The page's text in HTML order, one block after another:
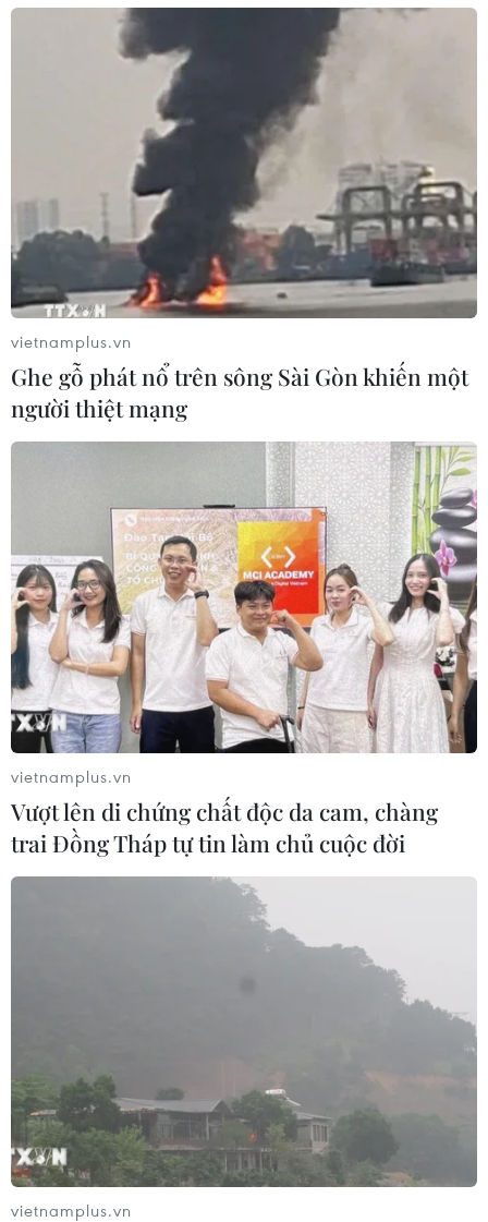
vietnamplus.vn
Ghe gỗ phát nổ trên sông Sài Gòn khiến một
người thiệt mạng
vietnamplus.vn
Vượt lên di chứng chất độc da cam, chàng
trai Đồng Tháp tự tin làm chủ cuộc đời
vietnamplus.vn